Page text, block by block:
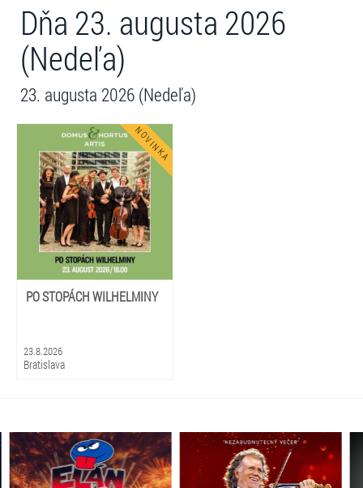
Dňa 23. augusta 2026
(Nedeľa)
23. augusta 2026 (Nedeľa)
PO STOPÁCH WILHELMINY
23.8.2026
Bratislava